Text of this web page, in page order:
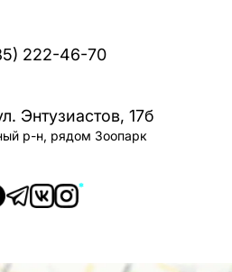
222-46-70
Энтузиастов, 17б
р-н, рядом Зоопарк
*